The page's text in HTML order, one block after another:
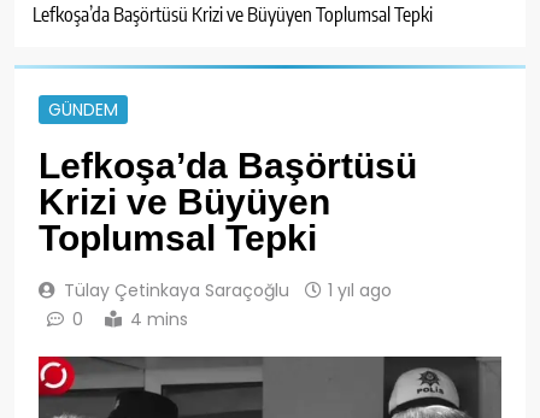
Lefkoşa’da Başörtüsü Krizi ve Büyüyen Toplumsal Tepki
GÜNDEM
Lefkoşa’da Başörtüsü
Krizi ve Büyüyen
Toplumsal Tepki
Tülay Çetinkaya Saraçoğlu
1 yıl ago
0
4 mins